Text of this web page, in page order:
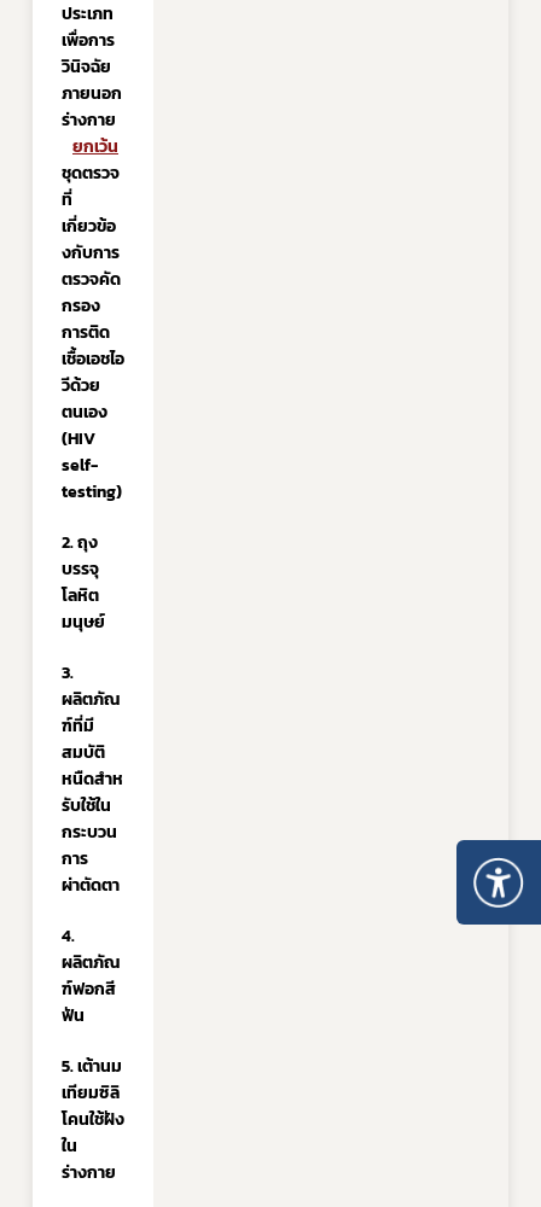
ประเภท
เพื่อการ
วินิจฉัย
ภายนอก
ร่างกาย
ยกเว้น
ชุดตรวจ
ที่
เกี่ยวข้อ
งกับการ
ตรวจคัด
กรอง
การติด
เชื้อเอชไอ
วีด้วย
ตนเอง
(HIV
self-
testing)
2. ถุง
บรรจุ
โลหิต
มนุษย์
3.
ผลิตภัณ
ฑ์ที่มี
สมบัติ
หนืดสําห
รับใช้ใน
กระบวน
การ
ผ่าตัดตา
4.
ผลิตภัณ
ฑ์ฟอกสี
ฟัน
5. เต้านม
เทียมซิลิ
โคนใช้ฝัง
ใน
ร่างกาย